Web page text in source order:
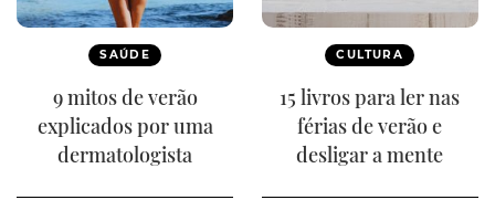
SAÚDE
9 mitos de verão
explicados por uma
dermatologista
CULTURA
15 livros para ler nas
férias de verão e
desligar a mente